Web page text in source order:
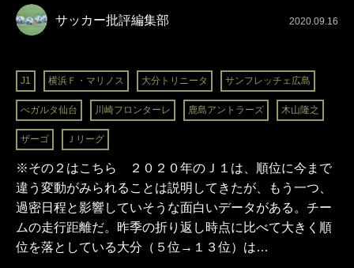
サッカー批評編集部 2020.09.16
J1 横浜Ｆ・マリノス 大分トリニータ サンフレッチェ広島
べガルタ仙台 川崎フロンターレ 鹿島アントラーズ 木山隆之
ザーゴ Ｊリーグ
※その２はこちら ２０２０年のＪ１は、順位に今まで
違う変動がみられることは説明してきたが、もう一つ、
過密日程と影響していそうな面白いデータがある。チー
ムの走行距離だ。昨季の折り返し時点に比べて大きく順
位を落としている大分（５位→１３位）は…